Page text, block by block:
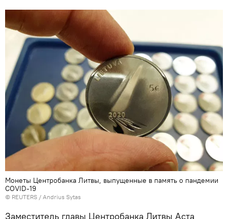
Монеты Центробанка Литвы, выпущенные в память о пандемии
COVID-19
© REUTERS / Andrius Sytas
Заместитель главы Центробанка Литвы Аста